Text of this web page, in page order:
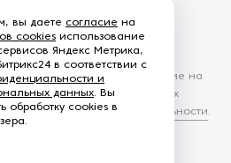
наш сайт, вы даете согласие на
и других пользовательских
сПолитикой конфиденциальности.
вы даете согласие на
cookies использование
Яндекс Метрика,
в соответствии с
и
данных. Вы
обработку cookies в